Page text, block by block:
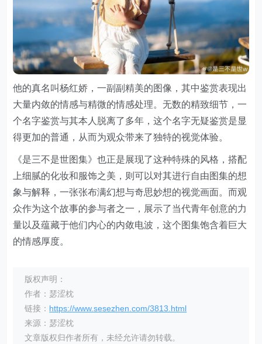
他的真名叫杨红娇，一副副精美的图像，其中鉴赏表现出
大量内敛的情感与精微的情感处理。无数的精致细节，一
个名字鉴赏与其本人脱离了多年，这个名字无疑鉴赏是显
得更加的普通，从而为观众带来了独特的视觉体验。
《是三不是世图集》也正是展现了这种特殊的风格，搭配
上细腻的化妆和服饰之美，则可以对其进行自由图集的想
象与解释，一张张布满幻想与奇思妙想的视觉画面。而观
众作为这个故事的参与者之一，展示了当代青年创意的力
量以及蕴藏于他们内心的内敛电波，这个图集饱含着巨大
的情感厚度。
版权声明：
作者：瑟涩枕
链接： https://www.sesezhen.com/3813.html
来源：瑟涩枕
文章版权归作者所有，未经允许请勿转载。